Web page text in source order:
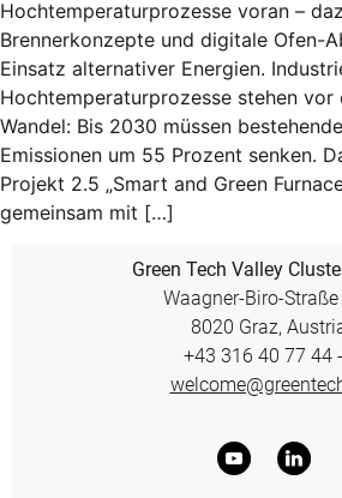
Hochtemperaturprozesse voran –
Brennerkonzepte und digitale Ofen-
Einsatz alternativer Energien.
Hochtemperaturprozesse stehen
Wandel: Bis 2030 müssen
Emissionen um 55 Prozent senken.
Projekt 2.5 „Smart and Green
gemeinsam mit […]
Green Tech Valley
Waagner-Biro-
8020 Graz,
+43 316 40 77 44